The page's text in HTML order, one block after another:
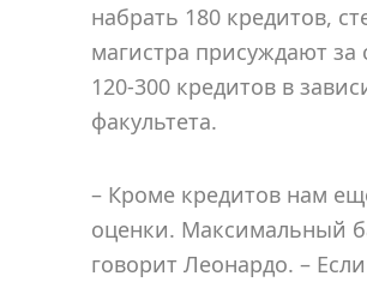
набрать 180 кредитов,
магистра присуждают
120-300 кредитов в
факультета.
– Кроме кредитов нам
оценки. Максимальный
говорит Леонардо. –